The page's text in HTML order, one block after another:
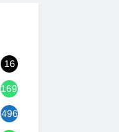
16
1692
496